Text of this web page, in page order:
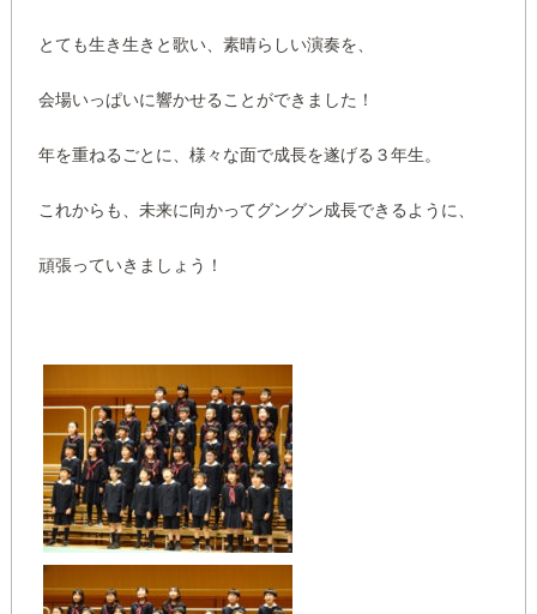
とても生き生きと歌い、素晴らしい演奏を、
会場いっぱいに響かせることができました！
年を重ねるごとに、様々な面で成長を遂げる３年生。
これからも、未来に向かってグングン成長できるように、
頑張っていきましょう！